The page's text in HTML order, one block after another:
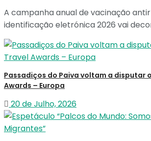
A campanha anual de vacinação
identificação eletrónica 2026 vai
Passadiços do Paiva voltam a disputar
Awards – Europa
20 de Julho, 2026